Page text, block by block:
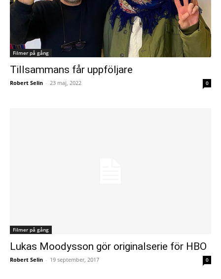
Filmer på gång
Tillsammans får uppföljare
Robert Selin - 23 maj, 2022 0
Filmer på gång
Lukas Moodysson gör originalserie för HBO
Robert Selin - 19 september, 2017 0